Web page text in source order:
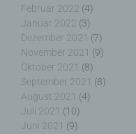
Februar 2022 (4)
Januar 2022 (3)
Dezember 2021 (7)
November 2021 (9)
Oktober 2021 (8)
September 2021 (8)
August 2021 (4)
Juli 2021 (10)
Juni 2021 (9)
Willensbekundung
einer sonstigen
Handlung, mit
verstehen gibt,
sie betreffenden
einverstanden ist.